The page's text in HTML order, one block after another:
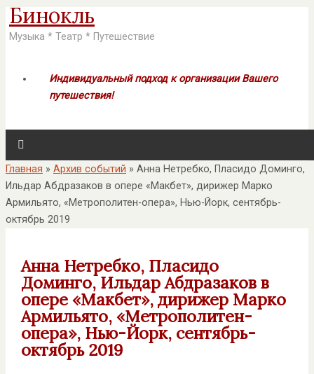
Бинокль
Музыка * Театр * Путешествие
Индивидуальный подход к организации Вашего
путешествия!
Главная » Архив событий » Анна Нетребко, Пласидо Доминго,
Ильдар Абдразаков в опере «Макбет», дирижер Марко
Армильято, «Метрополитен-опера», Нью-Йорк, сентябрь-
октябрь 2019
Анна Нетребко, Пласидо
Доминго, Ильдар Абдразаков в
опере «Макбет», дирижер Марко
Армильято, «Метрополитен-
опера», Нью-Йорк, сентябрь-
октябрь 2019